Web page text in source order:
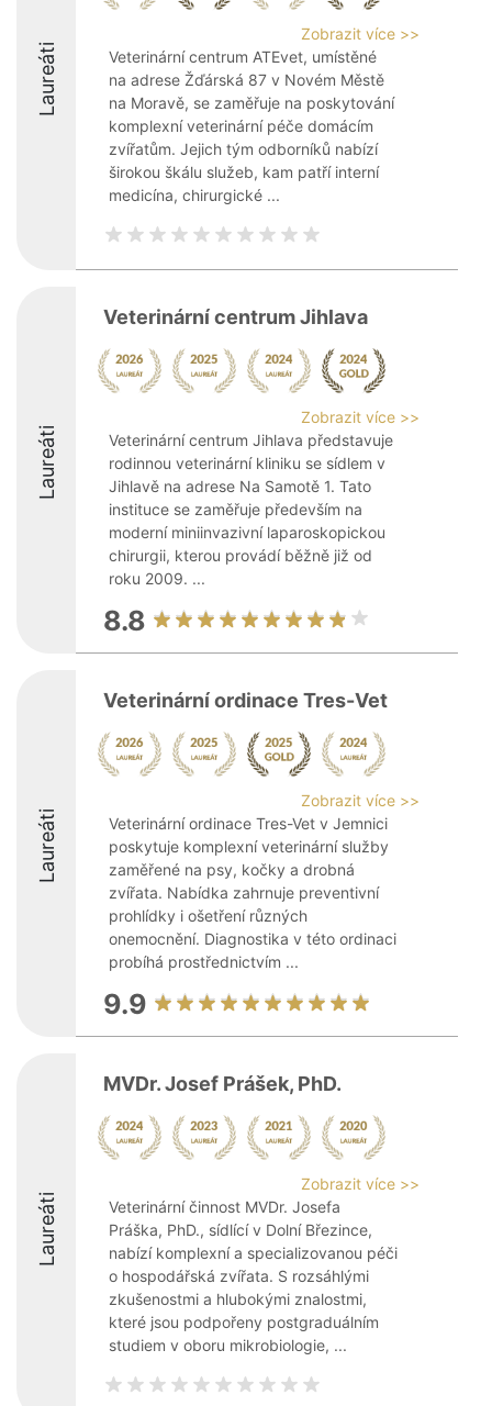
Laureáti
Zobrazit více >>
Veterinární centrum ATEvet, umístěné
na adrese Žďárská 87 v Novém Městě
na Moravě, se zaměřuje na poskytování
komplexní veterinární péče domácím
zvířatům. Jejich tým odborníků nabízí
širokou škálu služeb, kam patří interní
medicína, chirurgické ...
Laureáti
Veterinární centrum Jihlava
Zobrazit více >>
Veterinární centrum Jihlava představuje
rodinnou veterinární kliniku se sídlem v
Jihlavě na adrese Na Samotě 1. Tato
instituce se zaměřuje především na
moderní miniinvazivní laparoskopickou
chirurgii, kterou provádí běžně již od
roku 2009. ...
8.8
Laureáti
Veterinární ordinace Tres-Vet
Zobrazit více >>
Veterinární ordinace Tres-Vet v Jemnici
poskytuje komplexní veterinární služby
zaměřené na psy, kočky a drobná
zvířata. Nabídka zahrnuje preventivní
prohlídky i ošetření různých
onemocnění. Diagnostika v této ordinaci
probíhá prostřednictvím ...
9.9
Laureáti
MVDr. Josef Prášek, PhD.
Zobrazit více >>
Veterinární činnost MVDr. Josefa
Práška, PhD., sídlící v Dolní Březince,
nabízí komplexní a specializovanou péči
o hospodářská zvířata. S rozsáhlými
zkušenostmi a hlubokými znalostmi,
které jsou podpořeny postgraduálním
studiem v oboru mikrobiologie, ...